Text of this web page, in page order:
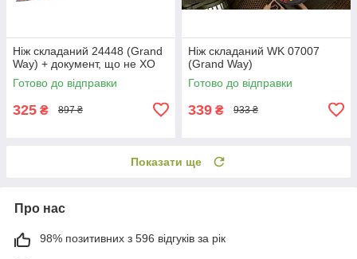
Ніж складаний 24448 (Grand
Way) + документ, що не ХО
Готово до відправки
325 ₴ 897 ₴
Ніж складаний WK 07007
(Grand Way)
Готово до відправки
339 ₴ 933 ₴
Показати ще
Про нас
98% позитивних з 596 відгуків за рік